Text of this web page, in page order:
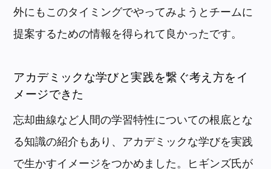
外にもこのタイミングでやってみようとチームに
提案するための情報を得られて良かったです。
アカデミックな学びと実践を繋ぐ考え方をイ
メージできた
忘却曲線など人間の学習特性についての根底とな
る知識の紹介もあり、アカデミックな学びを実践
で生かすイメージをつかめました。ヒギンズ氏が